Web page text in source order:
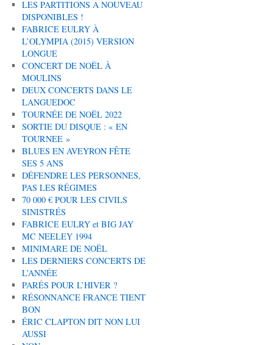
LES PARTITIONS A NOUVEAU
DISPONIBLES !
FABRICE EULRY À
L’OLYMPIA (2015) VERSION
LONGUE
CONCERT DE NOËL À
MOULINS
DEUX CONCERTS DANS LE
LANGUEDOC
TOURNÉE DE NOËL 2022
SORTIE DU DISQUE : « EN
TOURNEE »
BLUES EN AVEYRON FÊTE
SES 5 ANS
DÉFENDRE LES PERSONNES,
PAS LES RÉGIMES
70 000 € POUR LES CIVILS
SINISTRÉS
FABRICE EULRY et BIG JAY
MC NEELEY 1994
MINIMARE DE NOËL
LES DERNIERS CONCERTS DE
L’ANNÉE
PARÉS POUR L’HIVER ?
RÉSONNANCE FRANCE TIENT
BON
ÉRIC CLAPTON DIT NON LUI
AUSSI